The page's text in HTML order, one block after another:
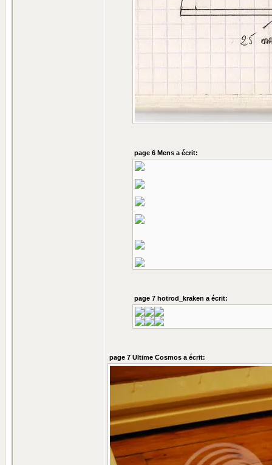
page 6 Mens a écrit:
page 7 hotrod_kraken a écrit:
page 7 Ultime Cosmos a écrit: